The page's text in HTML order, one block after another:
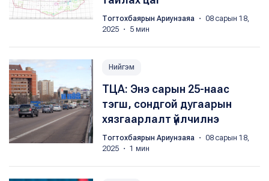
Тогтохбаярын Ариунзаяа ・ 08 сарын 18,
2025 ・ 5 мин
Нийгэм
ТЦА: Энэ сарын 25-наас
тэгш, сондгой дугаарын
хязгаарлалт үйлчилнэ
Тогтохбаярын Ариунзаяа ・ 08 сарын 18,
2025 ・ 1 мин